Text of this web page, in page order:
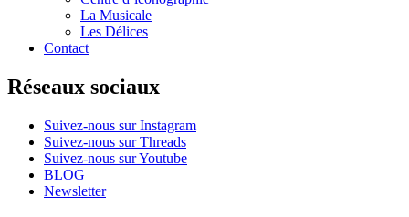
La Musicale
Les Délices
Contact
Réseaux sociaux
Suivez-nous sur Instagram
Suivez-nous sur Threads
Suivez-nous sur Youtube
BLOG
Newsletter